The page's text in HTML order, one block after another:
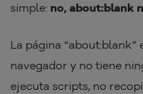
simple: no, about:blank
La página
navegador y no tiene
ejecuta scripts, no